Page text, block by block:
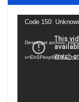
Reproductor
vídeo
Code 150:
Descargar archivo:
v=EhSPkop8KPY&_=1